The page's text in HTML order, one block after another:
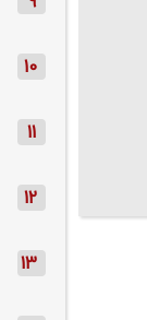
10
11
12
13